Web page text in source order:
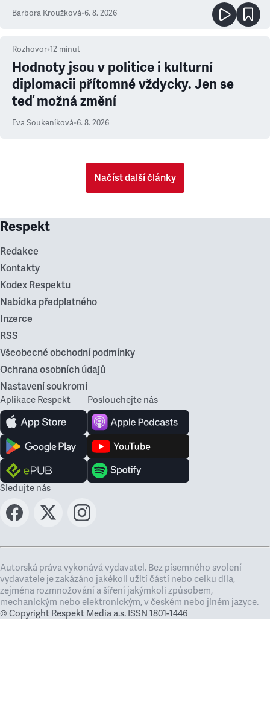
Barbora Kroužková•6. 8. 2026
Rozhovor•12 minut
Hodnoty jsou v politice i kulturní
diplomacii přítomné vždycky. Jen se
teď možná změní
Eva Soukeníková•6. 8. 2026
Načíst další články
Respekt
Redakce
Kontakty
Kodex Respektu
Nabídka předplatného
Inzerce
RSS
Všeobecné obchodní podmínky
Ochrana osobních údajů
Nastavení soukromí
Aplikace Respekt Poslouchejte nás
Sledujte nás
Autorská práva vykonává vydavatel. Bez písemného svolení
vydavatele je zakázáno jakékoli užití částí nebo celku díla,
zejména rozmnožování a šíření jakýmkoli způsobem,
mechanickým nebo elektronickým, v českém nebo jiném jazyce.
© Copyright Respekt Media a.s. ISSN 1801-1446